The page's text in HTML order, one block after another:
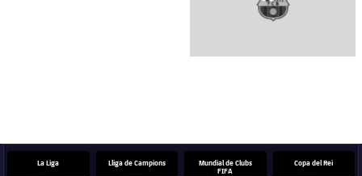
La Liga Lliga de Campions
Mundial de Clubs
FIFA
Copa del Rei